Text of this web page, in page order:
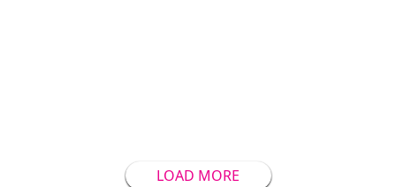
LOAD MORE